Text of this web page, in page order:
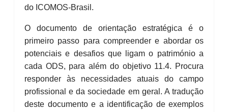
do ICOMOS-Brasil.
O documento de orientação estratégica é o
primeiro passo para compreender e abordar os
potenciais e desafios que ligam o património a
cada ODS, para além do objetivo 11.4. Procura
responder às necessidades atuais do campo
profissional e da sociedade em geral. A tradução
deste documento e a identificação de exemplos